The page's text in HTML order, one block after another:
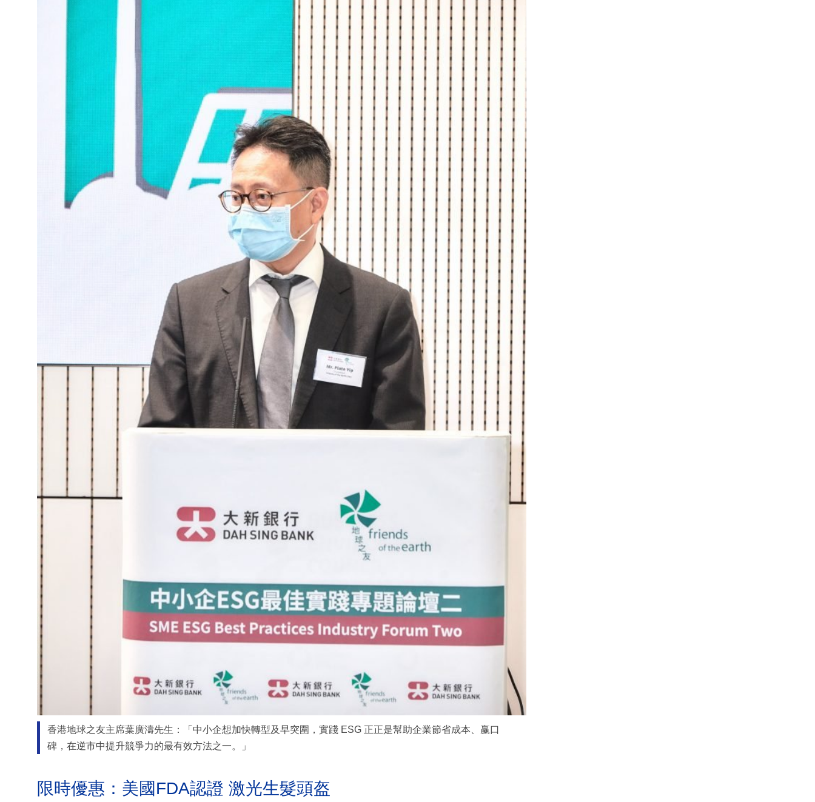
香港地球之友主席葉廣濤先生：「中小企想加快轉型及早突圍，實踐 ESG 正正是幫助企業節省成本、赢口
碑，在逆市中提升競爭力的最有效方法之一。」
限時優惠：美國FDA認證 激光生髮頭盔